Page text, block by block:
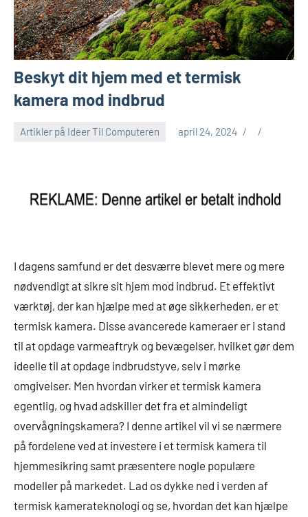
Beskyt dit hjem med et termisk
kamera mod indbrud
Artikler på Ideer Til Computeren april 24, 2024
I dagens samfund er det desværre blevet mere og mere
nødvendigt at sikre sit hjem mod indbrud. Et effektivt
værktøj, der kan hjælpe med at øge sikkerheden, er et
termisk kamera. Disse avancerede kameraer er i stand
til at opdage varmeaftryk og bevægelser, hvilket gør dem
ideelle til at opdage indbrudstyve, selv i mørke
omgivelser. Men hvordan virker et termisk kamera
egentlig, og hvad adskiller det fra et almindeligt
overvågningskamera? I denne artikel vil vi se nærmere
på fordelene ved at investere i et termisk kamera til
hjemmesikring samt præsentere nogle populære
modeller på markedet. Lad os dykke ned i verden af
termisk kamerateknologi og se, hvordan det kan hjælpe